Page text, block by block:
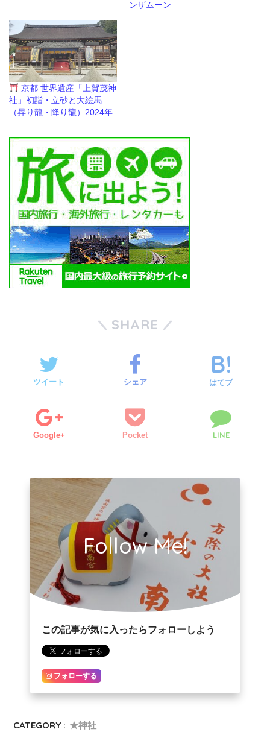
ンザムーン
京都 世界遺産「上賀茂神
社」初詣・立砂と大絵馬
（昇り龍・降り龍）2024年
SHARE
ツイート シェア はてブ
Google+ Pocket LINE
Follow Me!
この記事が気に入ったらフォローしよう
フォローする
CATEGORY : ★神社